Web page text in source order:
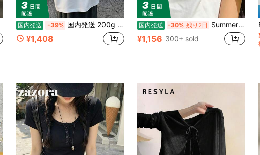
国内発送 -39% 国内発送 200g 純綿 T シャツ 2026 夏新作 プリント柄 レディース丸首半袖 カジュアルコーデ カップル着用可
¥1,408
国内発送 -30% 残り2日 Summer Japanese-style cute girl look, Sanrio Hello Kitty simple pattern print, pure cotton sweet-style T-shirt
¥1,156 300+ sold